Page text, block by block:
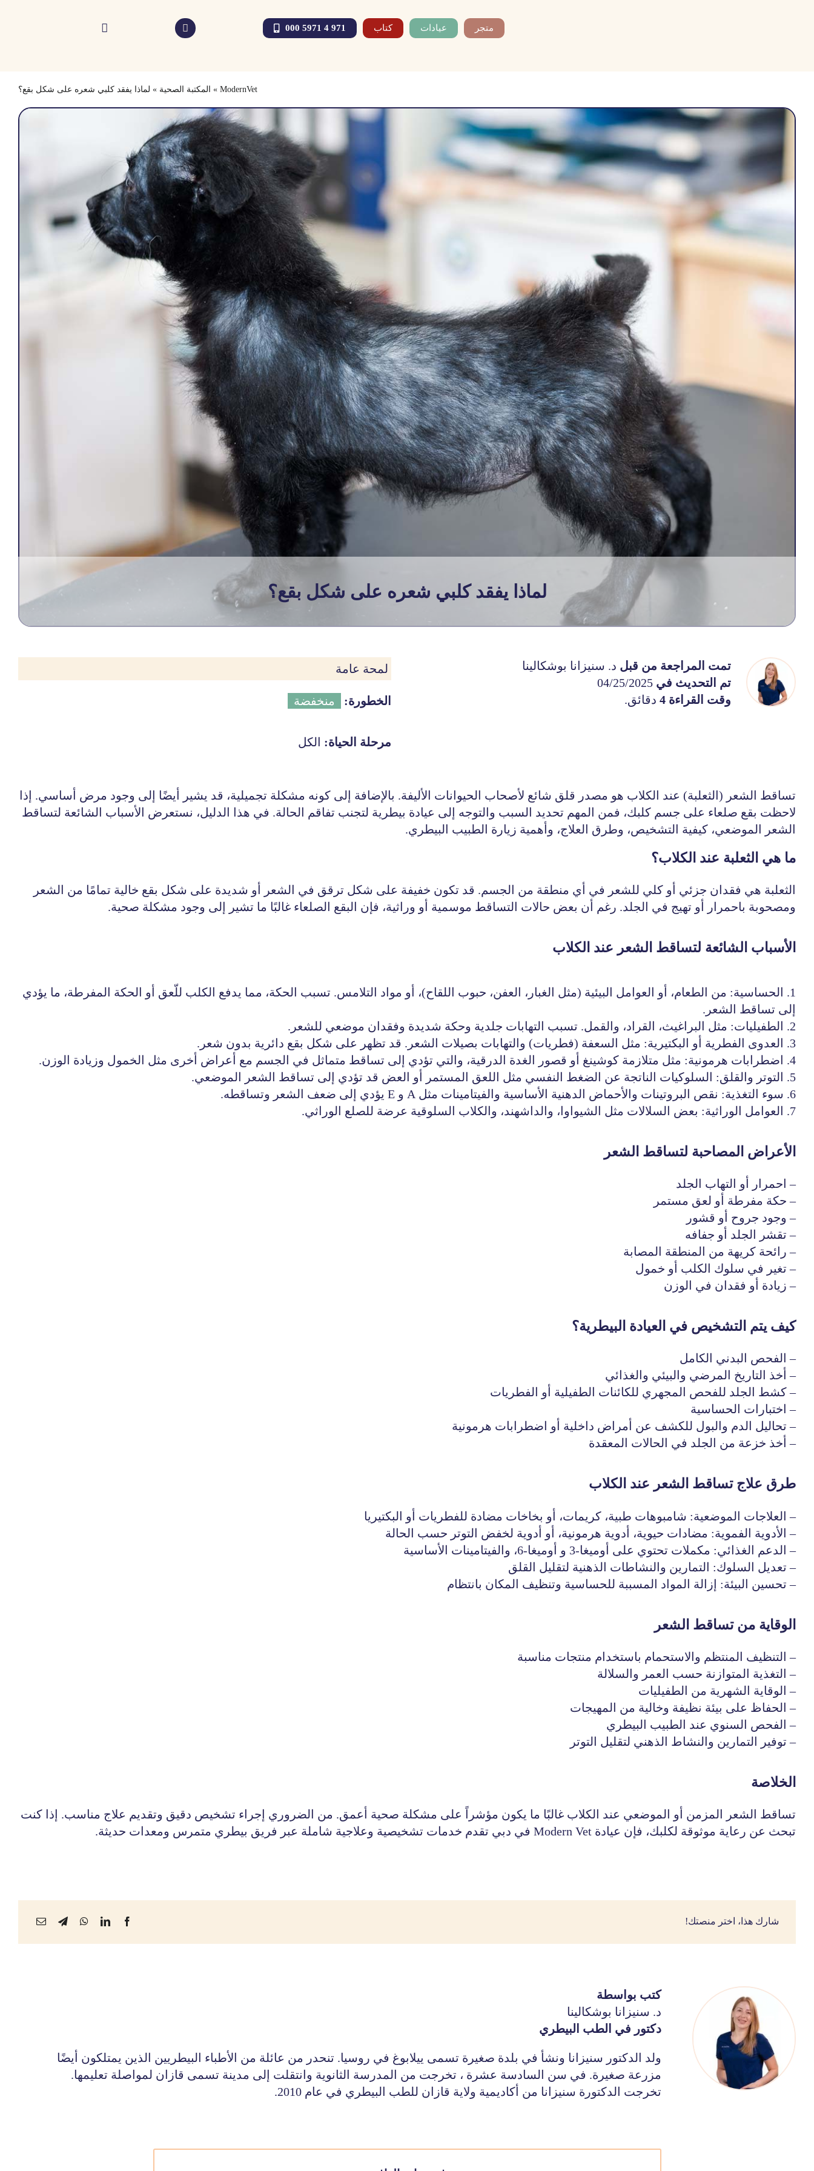
متجر عيادات كتاب 971 4 5971 000
ModernVet
» المكتبة الصحية » لماذا يفقد كلبي شعره على شكل بقع؟
لماذا يفقد كلبي شعره على شكل بقع؟
تمت المراجعة من قبل د. سنيزانا بوشكالينا
تم التحديث في
وقت القراءة 4
دقائق.
لمحة عامة
الخطورة: منخفضة
مرحلة الحياة: الكل
تساقط الشعر (الثعلبة) عند الكلاب هو مصدر قلق شائع لأصحاب الحيوانات الأليفة. بالإضافة إلى كونه مشكلة تجميلية، قد يشير أيضًا إلى وجود مرض أساسي. إذا
لاحظت بقع صلعاء على جسم كلبك، فمن المهم تحديد السبب والتوجه إلى عيادة بيطرية لتجنب تفاقم الحالة. في هذا الدليل، نستعرض الأسباب الشائعة لتساقط
الشعر الموضعي، كيفية التشخيص، وطرق العلاج، وأهمية زيارة الطبيب البيطري.
ما هي الثعلبة عند الكلاب؟
الثعلبة هي فقدان جزئي أو كلي للشعر في أي منطقة من الجسم. قد تكون خفيفة على شكل ترقق في الشعر أو شديدة على شكل بقع خالية تمامًا من الشعر
ومصحوبة باحمرار أو تهيج في الجلد. رغم أن بعض حالات التساقط موسمية أو وراثية، فإن البقع الصلعاء غالبًا ما تشير إلى وجود مشكلة صحية.
الأسباب الشائعة لتساقط الشعر عند الكلاب
1. الحساسية: من الطعام، أو العوامل البيئية (مثل الغبار، العفن، حبوب اللقاح)، أو مواد التلامس. تسبب الحكة، مما يدفع الكلب للّعق أو الحكة المفرطة، ما يؤدي
إلى تساقط الشعر.
2. الطفيليات: مثل البراغيث، القراد، والقمل. تسبب التهابات جلدية وحكة شديدة وفقدان موضعي للشعر.
3. العدوى الفطرية أو البكتيرية: مثل السعفة (فطريات) والتهابات بصيلات الشعر. قد تظهر على شكل بقع دائرية بدون شعر.
4. اضطرابات هرمونية: مثل متلازمة كوشينغ أو قصور الغدة الدرقية، والتي تؤدي إلى تساقط متماثل في الجسم مع أعراض أخرى مثل الخمول وزيادة الوزن.
5. التوتر والقلق: السلوكيات الناتجة عن الضغط النفسي مثل اللعق المستمر أو العض قد تؤدي إلى تساقط الشعر الموضعي.
6. سوء التغذية: نقص البروتينات والأحماض الدهنية الأساسية والفيتامينات مثل A و E يؤدي إلى ضعف الشعر وتساقطه.
7. العوامل الوراثية: بعض السلالات مثل الشيواوا، والداشهند، والكلاب السلوقية عرضة للصلع الوراثي.
الأعراض المصاحبة لتساقط الشعر
– احمرار أو التهاب الجلد
– حكة مفرطة أو لعق مستمر
– وجود جروح أو قشور
– تقشر الجلد أو جفافه
– رائحة كريهة من المنطقة المصابة
– تغير في سلوك الكلب أو خمول
– زيادة أو فقدان في الوزن
كيف يتم التشخيص في العيادة البيطرية؟
– الفحص البدني الكامل
– أخذ التاريخ المرضي والبيئي والغذائي
– كشط الجلد للفحص المجهري للكائنات الطفيلية أو الفطريات
– اختبارات الحساسية
– تحاليل الدم والبول للكشف عن أمراض داخلية أو اضطرابات هرمونية
– أخذ خزعة من الجلد في الحالات المعقدة
طرق علاج تساقط الشعر عند الكلاب
– العلاجات الموضعية: شامبوهات طبية، كريمات، أو بخاخات مضادة للفطريات أو البكتيريا
– الأدوية الفموية: مضادات حيوية، أدوية هرمونية، أو أدوية لخفض التوتر حسب الحالة
– الدعم الغذائي: مكملات تحتوي على أوميغا-3 و أوميغا-6، والفيتامينات الأساسية
– تعديل السلوك: التمارين والنشاطات الذهنية لتقليل القلق
– تحسين البيئة: إزالة المواد المسببة للحساسية وتنظيف المكان بانتظام
الوقاية من تساقط الشعر
– التنظيف المنتظم والاستحمام باستخدام منتجات مناسبة
– التغذية المتوازنة حسب العمر والسلالة
– الوقاية الشهرية من الطفيليات
– الحفاظ على بيئة نظيفة وخالية من المهيجات
– الفحص السنوي عند الطبيب البيطري
– توفير التمارين والنشاط الذهني لتقليل التوتر
الخلاصة
تساقط الشعر المزمن أو الموضعي عند الكلاب غالبًا ما يكون مؤشراً على مشكلة صحية أعمق. من الضروري إجراء تشخيص دقيق وتقديم علاج مناسب. إذا كنت
تبحث عن رعاية موثوقة لكلبك، فإن عيادة Modern Vetفي دبي تقدم خدمات تشخيصية وعلاجية شاملة عبر فريق بيطري متمرس ومعدات حديثة.
شارك هذا، اختر منصتك!
كتب بواسطة
د. سنيزانا بوشكالينا
دكتور في الطب البيطري
ولد الدكتور سنيزانا ونشأ في بلدة صغيرة تسمى ييلابوغ في روسيا. تنحدر من عائلة من الأطباء البيطريين الذين يمتلكون أيضًا
مزرعة صغيرة. في سن السادسة عشرة ، تخرجت من المدرسة الثانوية وانتقلت إلى مدينة تسمى قازان لمواصلة تعليمها.
تخرجت الدكتورة سنيزانا من أكاديمية ولاية قازان للطب البيطري في عام 2010.